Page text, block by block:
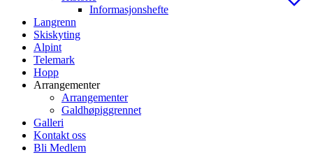
Informasjonshefte
Langrenn
Skiskyting
Alpint
Telemark
Hopp
Arrangementer
Arrangementer
Galdhøpiggrennet
Galleri
Kontakt oss
Bli Medlem